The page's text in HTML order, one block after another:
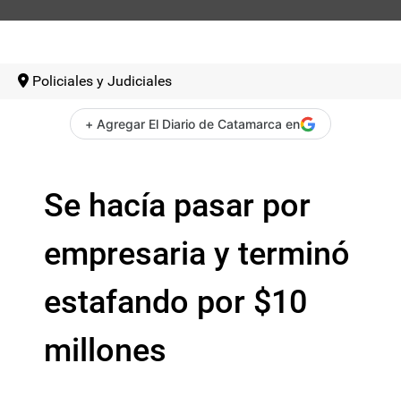
Policiales y Judiciales
+ Agregar El Diario de Catamarca en
Se hacía pasar por
empresaria y terminó
estafando por $10
millones